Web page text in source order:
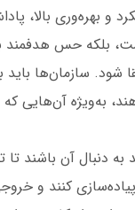
و بهره‌وری بالا،
بلکه حس
شود. سازمان‌ها باید
به‌ویژه آن‌هایی
به دنبال آن باشند
کنند و